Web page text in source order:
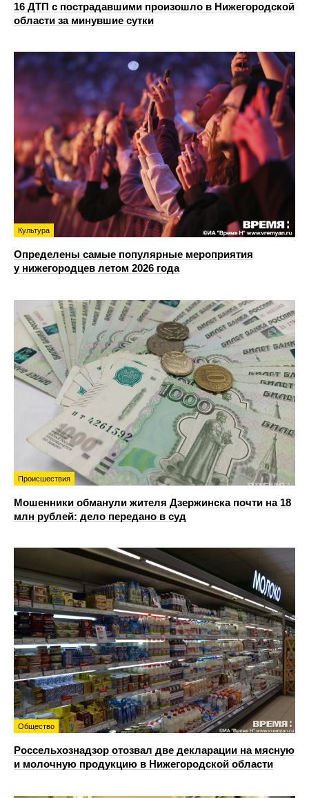
16 ДТП с пострадавшими произошло в Нижегородской
области за минувшие сутки
Культура
Определены самые популярные мероприятия
у нижегородцев летом 2026 года
Происшествия
Мошенники обманули жителя Дзержинска почти на 18
млн рублей: дело передано в суд
Общество
Россельхознадзор отозвал две декларации на мясную
и молочную продукцию в Нижегородской области